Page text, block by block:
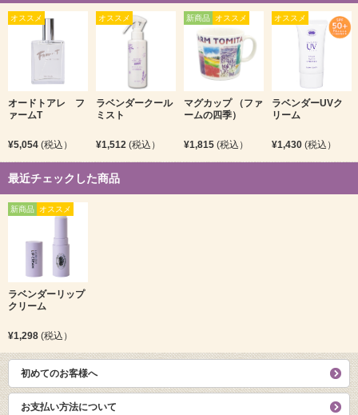
オススメ
オードトアレ フ
ァームT
¥5,054 (税込）
オススメ
ラベンダークール
ミスト
¥1,512 (税込）
新商品 オススメ
マグカップ （ファ
ームの四季）
¥1,815 (税込）
オススメ
ラベンダーUVク
リーム
¥1,430 (税込）
最近チェックした商品
新商品 オススメ
ラベンダーリップ
クリーム
¥1,298 (税込）
初めてのお客様へ
お支払い方法について